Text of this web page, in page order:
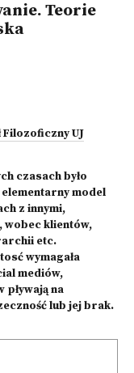
Teorie
Filozoficzny UJ
czasach było
model
z innymi,
wobec klientów,
etc.
wymagała
mediów,
na
lub jej brak.